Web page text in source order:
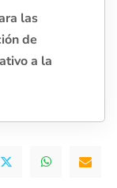
las
de
a la